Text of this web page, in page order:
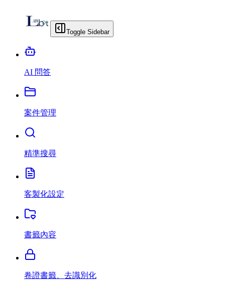
Toggle Sidebar
AI 問答
案件管理
精準搜尋
客製化設定
書籤內容
卷證書籤、去識別化